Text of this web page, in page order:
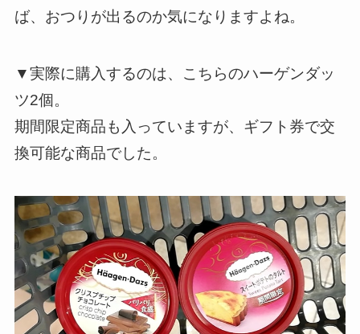
ば、おつりが出るのか気になりますよね。
▼実際に購入するのは、こちらのハーゲンダッ
ツ2個。
期間限定商品も入っていますが、ギフト券で交
換可能な商品でした。